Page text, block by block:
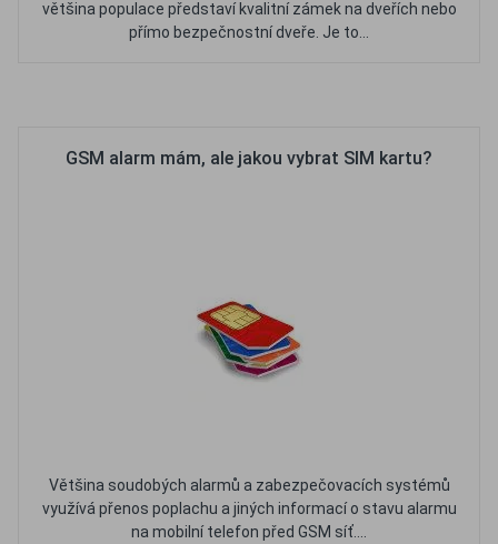
většina populace představí kvalitní zámek na dveřích nebo
přímo bezpečnostní dveře. Je to...
GSM alarm mám, ale jakou vybrat SIM kartu?
Většina soudobých alarmů a zabezpečovacích systémů
využívá přenos poplachu a jiných informací o stavu alarmu
na mobilní telefon před GSM síť....